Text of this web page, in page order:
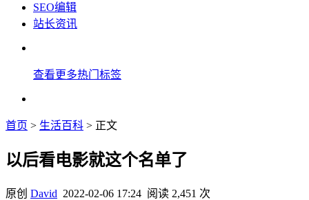
SEO编辑
站长资讯
查看更多热门标签
首页 > 生活百科 > 正文
以后看电影就这个名单了
原创 David 2022-02-06 17:24 阅读 2,451 次